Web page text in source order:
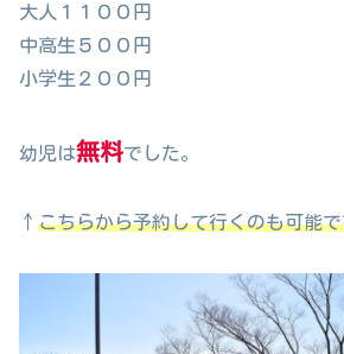
大人１１００円
中高生５００円
小学生２００円
幼児は無料でした。
↑ こちらから予約して行くのも可能